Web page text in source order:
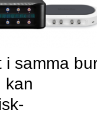
i samma
kan